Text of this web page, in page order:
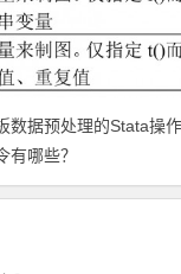
数据预处理的Stata操作
有哪些？